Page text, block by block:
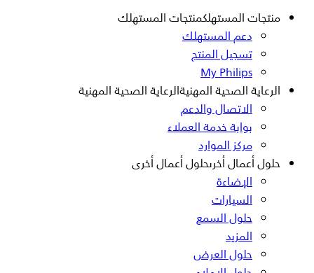
منتجات المستهلكمنتجات المستهلك
دعم المستهلك
تسجيل المنتج
My Philips
الرعاية الصحية المهنيةالرعاية الصحية المهنية
الاتصال والدعم
بوابة خدمة العملاء
مركز الموارد
حلول أعمال أخرىحلول أعمال أخرى
الإضاءة
السيارات
حلول السمع
المزيد
حلول العرض